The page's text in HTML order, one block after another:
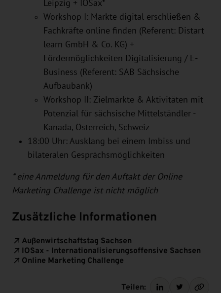
Leipzig + IOSax*
Workshop I: Märkte digital erschließen &
Fachkräfte online finden (Referent: Distart
learn GmbH & Co. KG) +
Fördermöglichkeiten Digitalisierung / E-
Business (Referent: SAB Sächsische
Aufbaubank)
Workshop II: Zielmärkte & Aktivitäten mit
Potenzial für sächsische Mittelständler -
Kanada, Österreich, Schweiz
18:00 Uhr: Ausklang bei einem Imbiss und
bilateralen Gesprächsmöglichkeiten
* eine Anmeldung für den Auftakt der Online
Marketing Challenge ist nicht möglich
Zusätzliche Informationen
Außenwirtschaftstag Sachsen
IOSax - Internationalisierungsoffensive Sachsen
Online Marketing Challenge
Teilen: